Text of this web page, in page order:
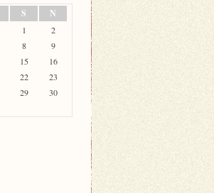
S N
1
2
8
9
15
16
22
23
29
30